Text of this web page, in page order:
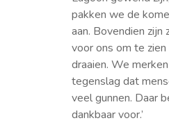
pakken we de
aan. Bovendien zijn
voor ons om te
draaien. We
tegenslag dat
veel gunnen. Daar
dankbaar voor.’